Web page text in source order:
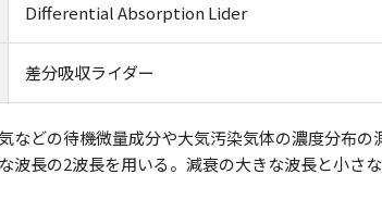
Differential Absorption Lider
差分吸収ライダー
などの待機微量成分や大気汚染気体の濃度分布の
波長の2波長を用いる。減衰の大きな波長と小さ